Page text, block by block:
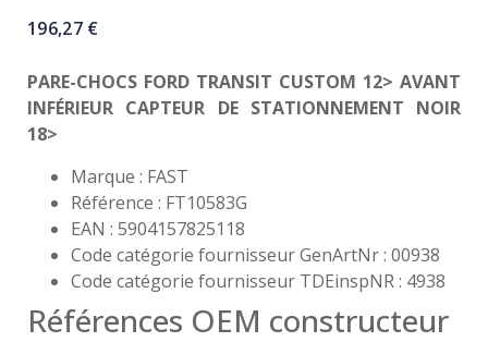
196,27 €
PARE-CHOCS FORD TRANSIT CUSTOM 12> AVANT
INFÉRIEUR CAPTEUR DE STATIONNEMENT NOIR
18>
Marque : FAST
Référence : FT10583G
EAN : 5904157825118
Code catégorie fournisseur GenArtNr : 00938
Code catégorie fournisseur TDEinspNR : 4938
Références OEM constructeur